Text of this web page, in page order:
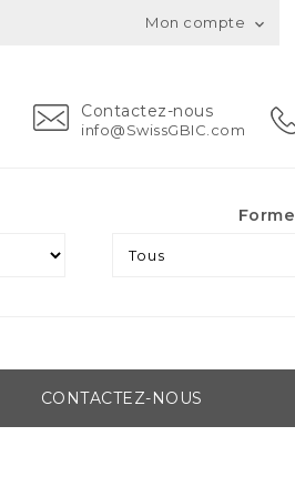
Mon compte 
Contactez-nous
info@SwissGBIC.com
Forme
CONTACTEZ-NOUS